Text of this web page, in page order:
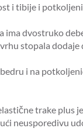
i tibije i
ima dvostruko
stopala dodaje
i na
trake plus
neusporedivu